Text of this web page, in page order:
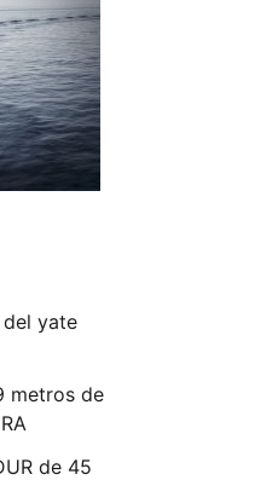
yate
metros de
de 45